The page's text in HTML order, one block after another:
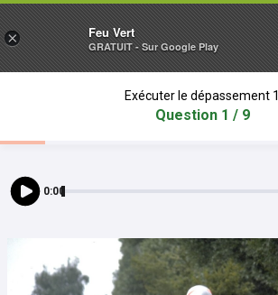
Exécuter le dépassement 1
Question 1 / 9
0:00
× Feu Vert
GRATUIT - Sur Google Play